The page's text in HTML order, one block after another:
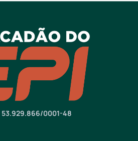
53.929.866/0001-48